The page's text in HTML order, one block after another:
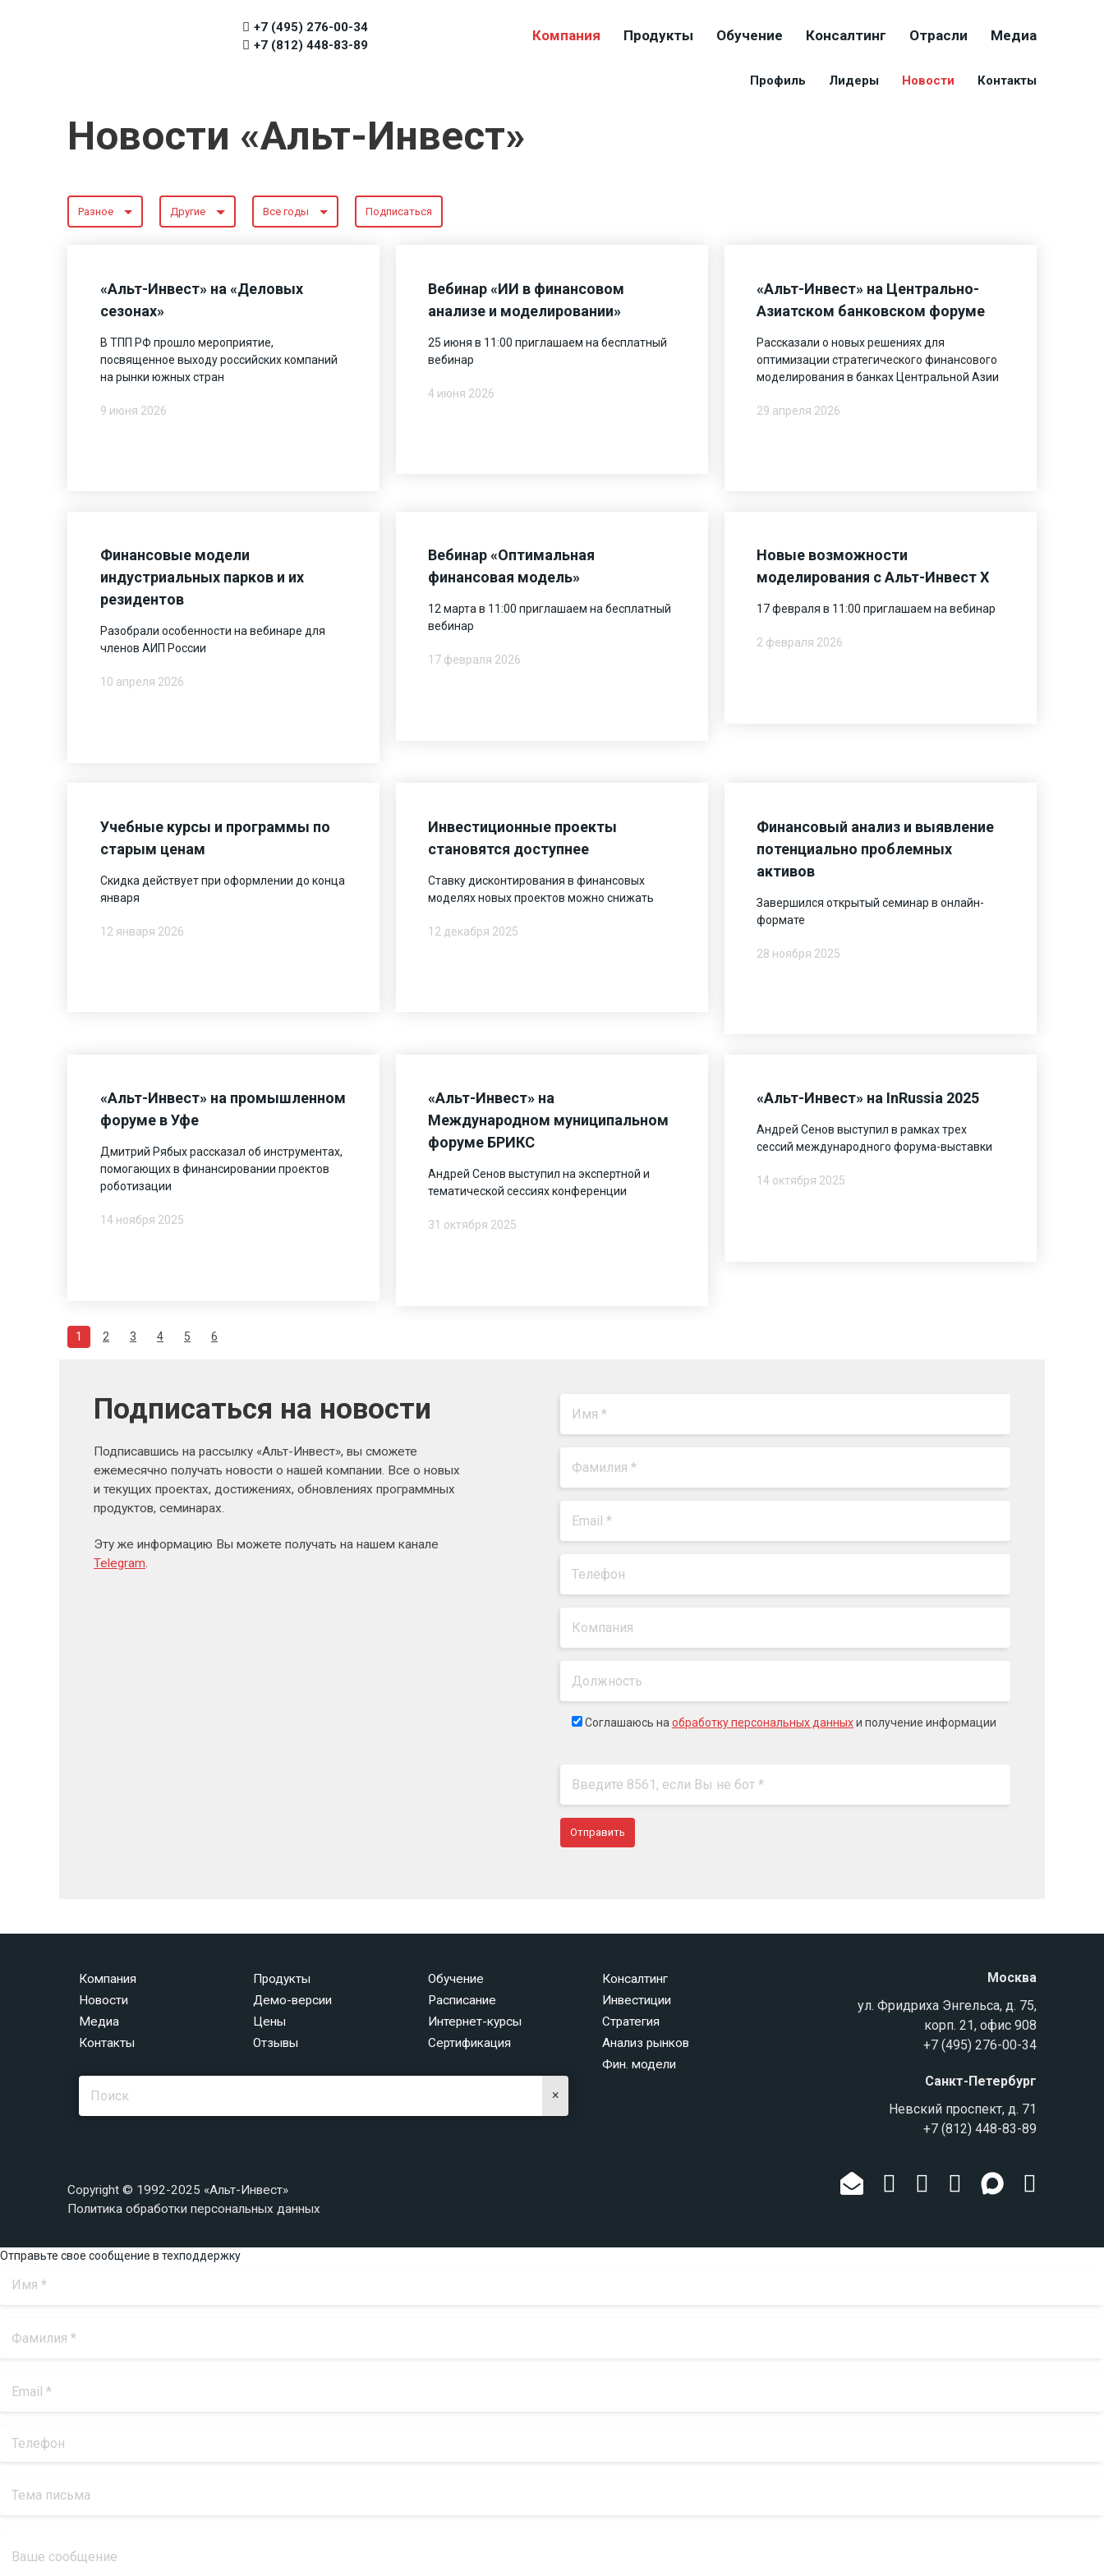
+7 (495) 276-00-34
+7 (812) 448-83-89
Компания Продукты Обучение Консалтинг Отрасли Медиа
Профиль Лидеры Новости Контакты
Новости «Альт-Инвест»
Разное Другие Все годы Подписаться
«Альт-Инвест» на «Деловых
сезонах»
В ТПП РФ прошло мероприятие,
посвященное выходу российских компаний
на рынки южных стран
9 июня 2026
Вебинар «ИИ в финансовом
анализе и моделировании»
25 июня в 11:00 приглашаем на бесплатный
вебинар
4 июня 2026
«Альт-Инвест» на Центрально-
Азиатском банковском форуме
Рассказали о новых решениях для
оптимизации стратегического финансового
моделирования в банках Центральной Азии
29 апреля 2026
Финансовые модели
индустриальных парков и их
резидентов
Разобрали особенности на вебинаре для
членов АИП России
10 апреля 2026
Вебинар «Оптимальная
финансовая модель»
12 марта в 11:00 приглашаем на бесплатный
вебинар
17 февраля 2026
Новые возможности
моделирования с Альт-Инвест Х
17 февраля в 11:00 приглашаем на вебинар
2 февраля 2026
Учебные курсы и программы по
старым ценам
Скидка действует при оформлении до конца
января
12 января 2026
Инвестиционные проекты
становятся доступнее
Ставку дисконтирования в финансовых
моделях новых проектов можно снижать
12 декабря 2025
Финансовый анализ и выявление
потенциально проблемных
активов
Завершился открытый семинар в онлайн-
формате
28 ноября 2025
«Альт-Инвест» на промышленном
форуме в Уфе
Дмитрий Рябых рассказал об инструментах,
помогающих в финансировании проектов
роботизации
14 ноября 2025
«Альт-Инвест» на
Международном муниципальном
форуме БРИКС
Андрей Сенов выступил на экспертной и
тематической сессиях конференции
31 октября 2025
«Альт-Инвест» на InRussia 2025
Андрей Сенов выступил в рамках трех
сессий международного форума-выставки
14 октября 2025
1 2 3 4 5 6
Подписаться на новости
Подписавшись на рассылку «Альт-Инвест», вы сможете
ежемесячно получать новости о нашей компании. Все о новых
и текущих проектах, достижениях, обновлениях программных
продуктов, семинарах.
Эту же информацию Вы можете получать на нашем канале
Telegram.
Соглашаюсь на обработку персональных данныхи получение информации
Компания
Новости
Медиа
Контакты
Продукты
Демо-версии
Цены
Отзывы
Обучение
Расписание
Интернет-курсы
Сертификация
Консалтинг
Инвестиции
Стратегия
Анализ рынков
Фин. модели
×
Москва
ул. Фридриха Энгельса, д. 75,
корп. 21, офис 908
+7 (495) 276-00-34
Санкт-Петербург
Невский проспект, д. 71
+7 (812) 448-83-89
Copyright © 1992-2025 «Альт-Инвест»
Политика обработки персональных данных
Отправьте свое сообщение в техподдержку